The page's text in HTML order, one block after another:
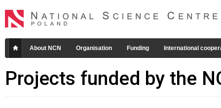
About NCN Organisation Funding International
Projects funded by the